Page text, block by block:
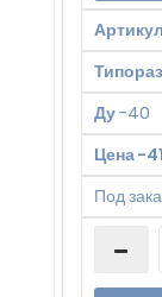
Артикул
Ду-40
Цена-
Под